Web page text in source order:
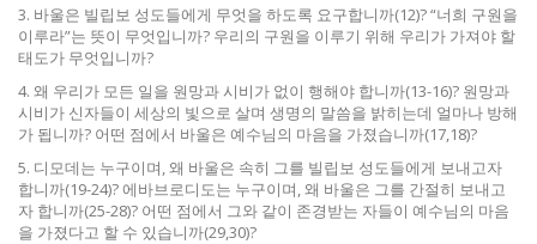
3. 바울은 빌립보 성도들에게 무엇을 하도록 요구합니까(12)? “너희 구원을
이루라”는 뜻이 무엇입니까? 우리의 구원을 이루기 위해 우리가 가져야 할
태도가 무엇입니까?
4. 왜 우리가 모든 일을 원망과 시비가 없이 행해야 합니까(13-16)? 원망과
시비가 신자들이 세상의 빛으로 살며 생명의 말씀을 밝히는데 얼마나 방해
가 됩니까? 어떤 점에서 바울은 예수님의 마음을 가졌습니까(17,18)?
5. 디모데는 누구이며, 왜 바울은 속히 그를 빌립보 성도들에게 보내고자
합니까(19-24)? 에바브로디도는 누구이며, 왜 바울은 그를 간절히 보내고
자 합니까(25-28)? 어떤 점에서 그와 같이 존경받는 자들이 예수님의 마음
을 가졌다고 할 수 있습니까(29,30)?